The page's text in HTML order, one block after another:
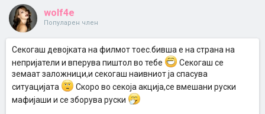
wolf4e
Популарен член
Cекогаш девојката на филмот тоес.бивша е на страна на
непријатели и вперува пиштол во тебе
Cекогаш се
земаат заложници,и секогаш наивниот ја спасува
ситуацијата
Cкоро во секоја акција,се вмешани руски
мафијаши и се зборува руски